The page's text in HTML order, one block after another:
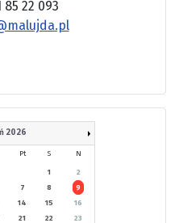
22 093
2026
Pt S N
1
2
7 8
9
14 15
16
21 22
23